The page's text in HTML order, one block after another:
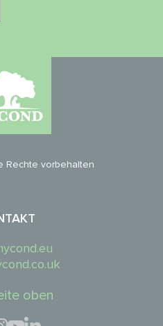
Rechte vorbehalten
oben